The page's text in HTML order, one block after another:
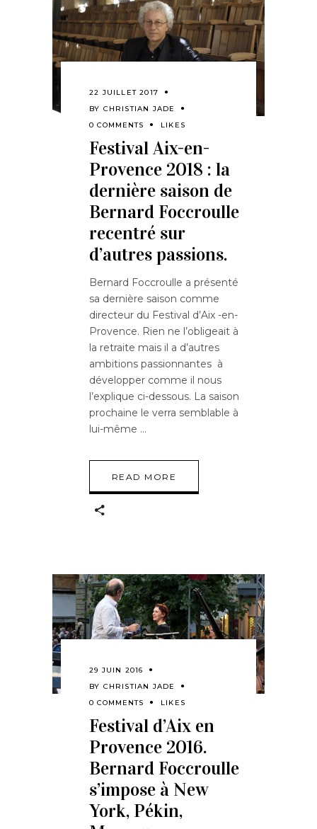
22 JUILLET 2017
BY CHRISTIAN JADE
0 COMMENTS
LIKES
Festival Aix-en-
Provence 2018 : la
dernière saison de
Bernard Foccroulle
recentré sur
d’autres passions.
Bernard Foccroulle a présenté
sa dernière saison comme
directeur du Festival d’Aix -en-
Provence. Rien ne l’obligeait à
la retraite mais il a d’autres
ambitions passionnantes à
développer comme il nous
l’explique ci-dessous. La saison
prochaine le verra semblable à
lui-même
READ MORE
29 JUIN 2016
BY CHRISTIAN JADE
0 COMMENTS
LIKES
Festival d’Aix en
Provence 2016.
Bernard Foccroulle
s’impose à New
York, Pékin,